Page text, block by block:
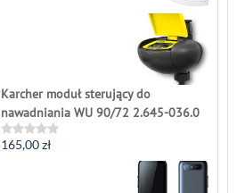
Karcher moduł sterujący do
nawadniania WU 90/72 2.645-036.0
Rated
165,00zł